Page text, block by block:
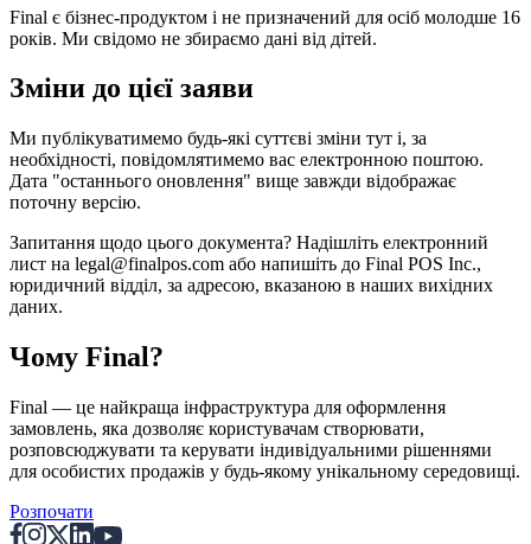
Final є бізнес-продуктом і не призначений для осіб молодше 16
років. Ми свідомо не збираємо дані від дітей.
Зміни до цієї заяви
Ми публікуватимемо будь-які суттєві зміни тут і, за
необхідності, повідомлятимемо вас електронною поштою.
Дата "останнього оновлення" вище завжди відображає
поточну версію.
Запитання щодо цього документа? Надішліть електронний
лист на legal@finalpos.com або напишіть до Final POS Inc.,
юридичний відділ, за адресою, вказаною в наших вихідних
даних.
Чому Final?
Final — це найкраща інфраструктура для оформлення
замовлень, яка дозволяє користувачам створювати,
розповсюджувати та керувати індивідуальними рішеннями
для особистих продажів у будь-якому унікальному середовищі.
Розпочати